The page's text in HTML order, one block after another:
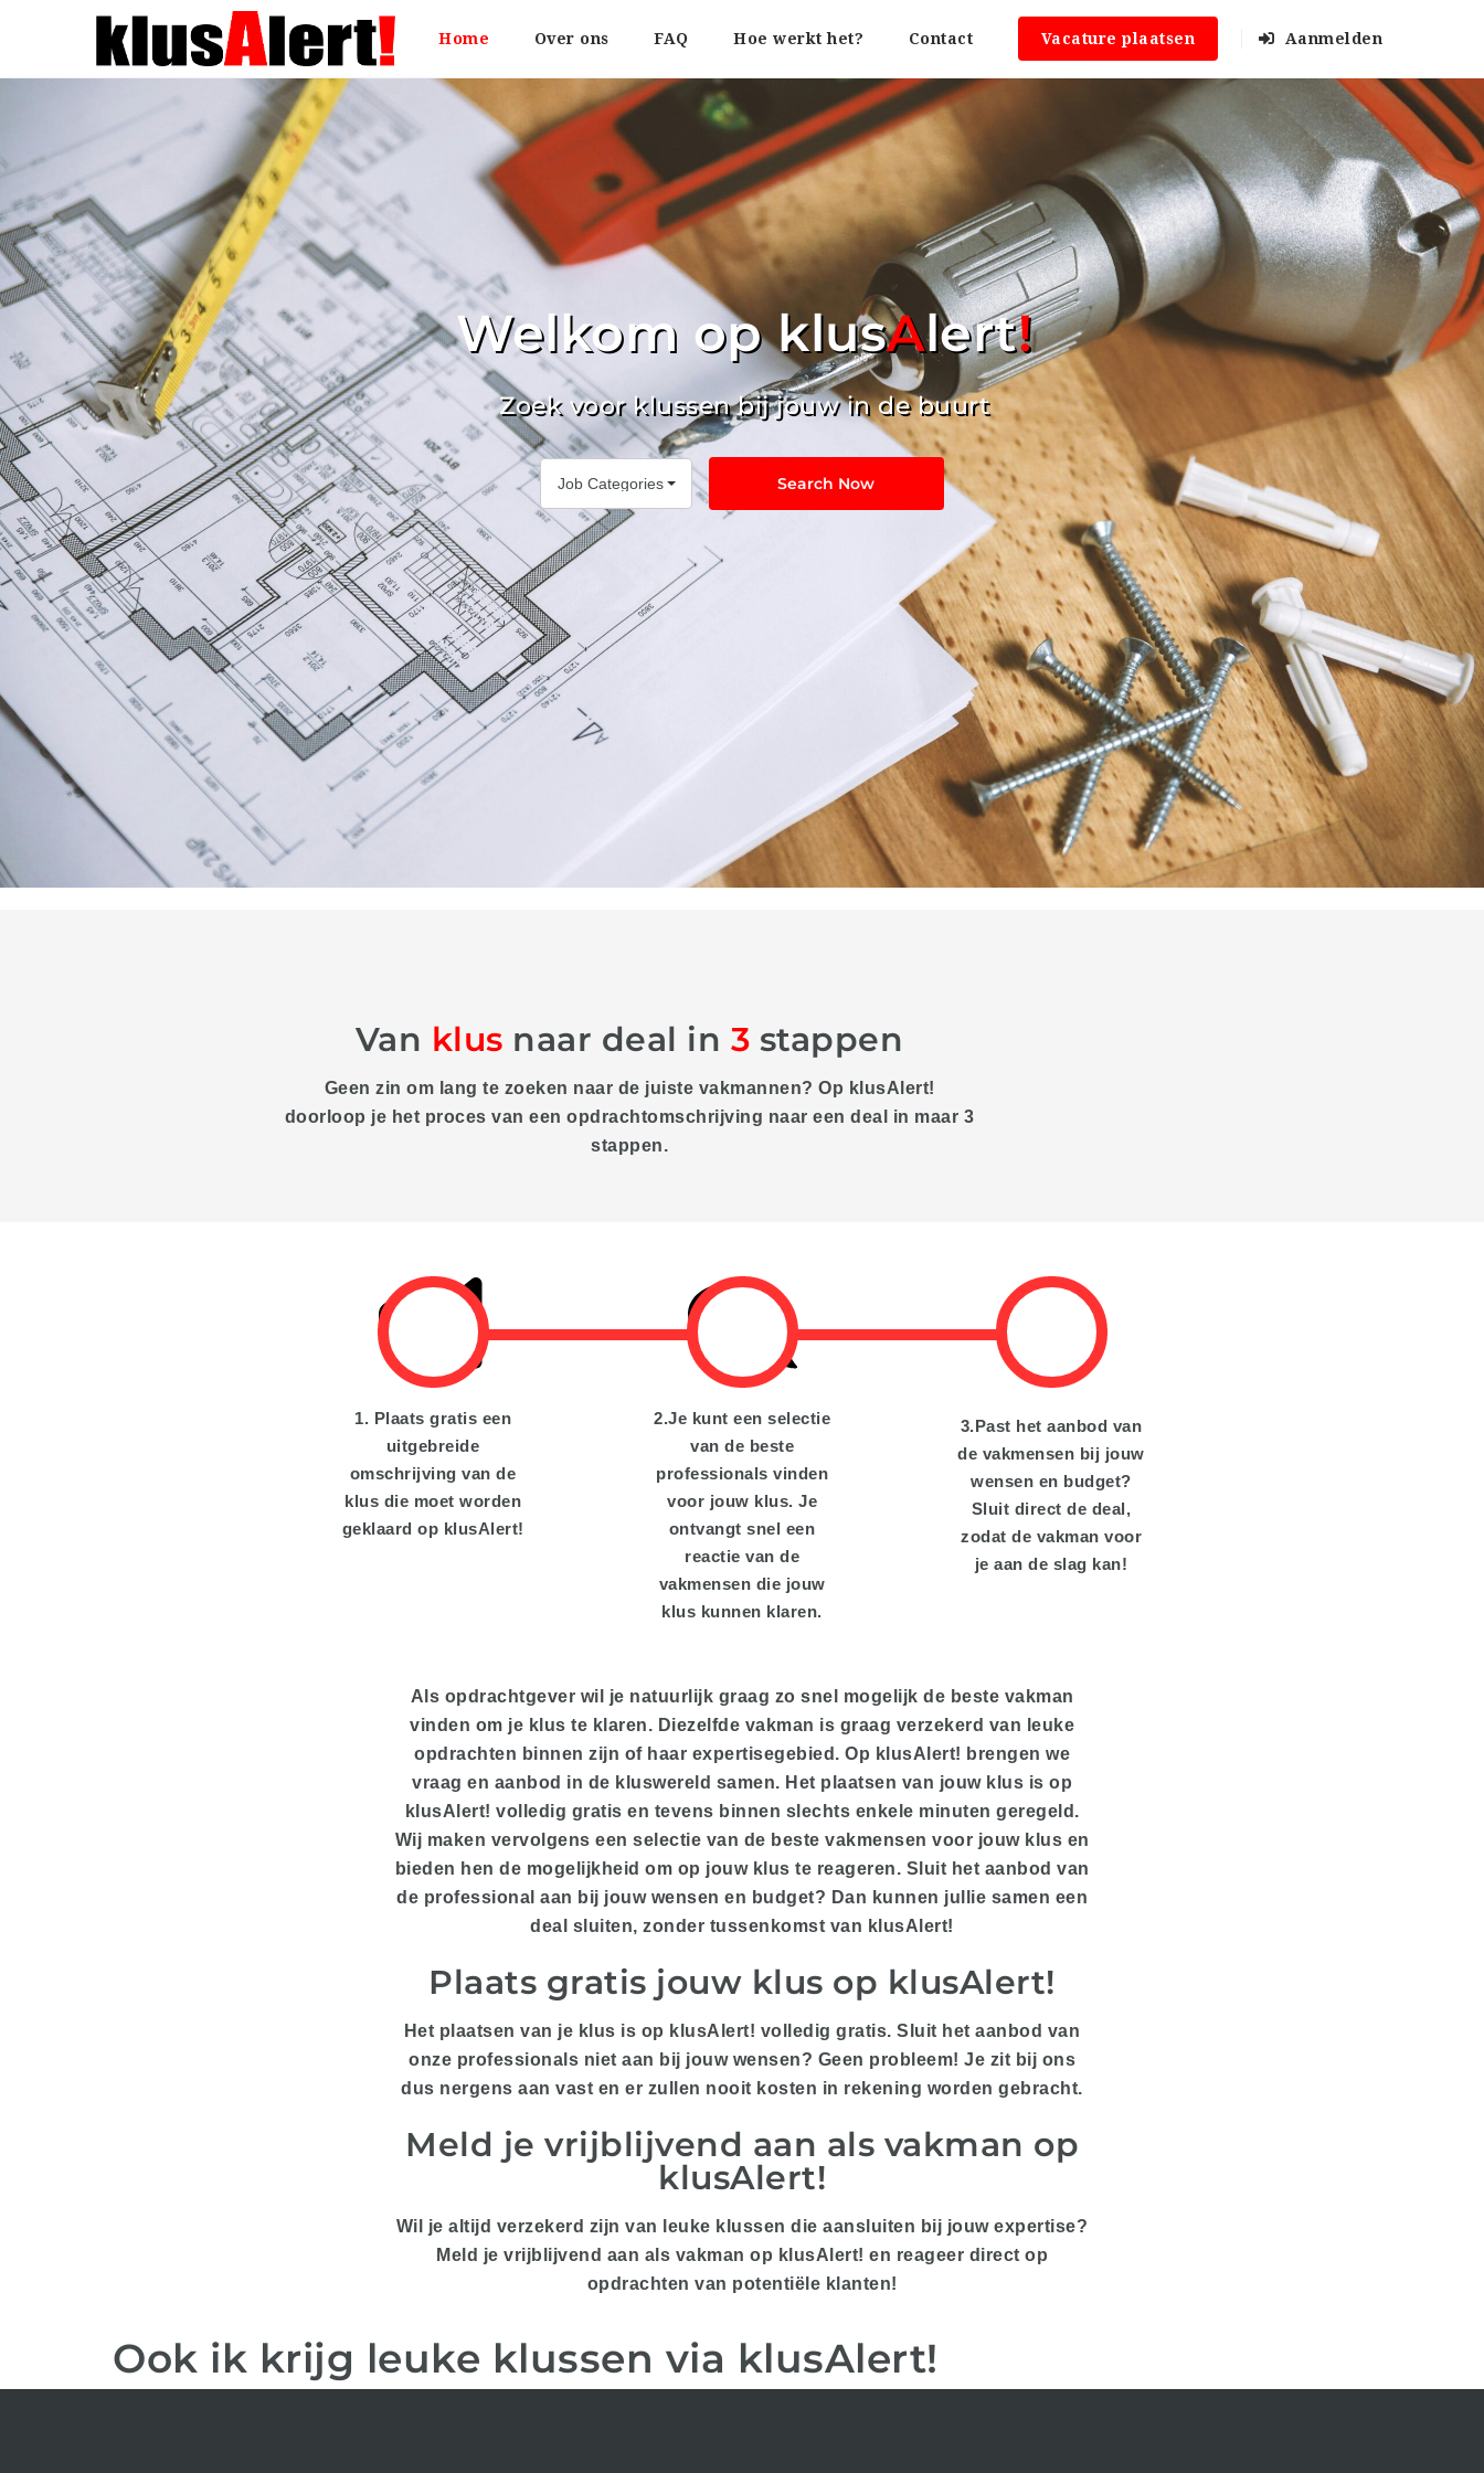
klusAlert! Home Over ons FAQ Hoe werkt het? Contact Vacature plaatsen Aanmelden
Welkom op klusAlert!
Zoek voor klussen bij jouw in de buurt
Job Categories Search Now
Van klus naar deal in 3 stappen
Geen zin om lang te zoeken naar de juiste vakmannen? Op klusA lert!
doorloop je het proces van een opdrachtomschrijving naar een deal in maar 3
stappen.
1. Plaats gratis een
uitgebreide
omschrijving van de
klus die moet worden
geklaard op klusAlert!
2.Je kunt een selectie
van de beste
professionals vinden
voor jouw klus. Je
ontvangt snel een
reactie van de
vakmensen die jouw
klus kunnen klaren.
3.Past het aanbod van
de vakmensen bij jouw
wensen en budget?
Sluit direct de deal,
zodat de vakman voor
je aan de slag kan!
Als opdrachtgever wil je natuurlijk graag zo snel mogelijk de beste vakman
vinden om je klus te klaren. Diezelfde vakman is graag verzekerd van leuke
opdrachten binnen zijn of haar expertisegebied. Op klusAlert! brengen we
vraag en aanbod in de kluswereld samen. Het plaatsen van jouw klus is op
klusAlert! volledig gratis en tevens binnen slechts enkele minuten geregeld.
Wij maken vervolgens een selectie van de beste vakmensen voor jouw klus en
bieden hen de mogelijkheid om op jouw klus te reageren. Sluit het aanbod van
de professional aan bij jouw wensen en budget? Dan kunnen jullie samen een
deal sluiten, zonder tussenkomst van klusAlert!
Plaats gratis jouw klus op klusAlert!
Het plaatsen van je klus is op klusAlert! volledig gratis. Sluit het aanbod van
onze professionals niet aan bij jouw wensen? Geen probleem! Je zit bij ons
dus nergens aan vast en er zullen nooit kosten in rekening worden gebracht.
Meld je vrijblijvend aan als vakman op
klusAlert!
Wil je altijd verzekerd zijn van leuke klussen die aansluiten bij jouw expertise?
Meld je vrijblijvend aan als vakman op klusAlert! en reageer direct op
opdrachten van potentiële klanten!
Ook ik krijg leuke klussen via klusAlert!